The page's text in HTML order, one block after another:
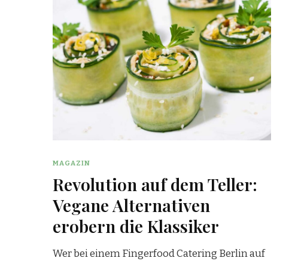
MAGAZIN
Revolution auf dem Teller:
Vegane Alternativen
erobern die Klassiker
Wer bei einem Fingerfood Catering Berlin auf